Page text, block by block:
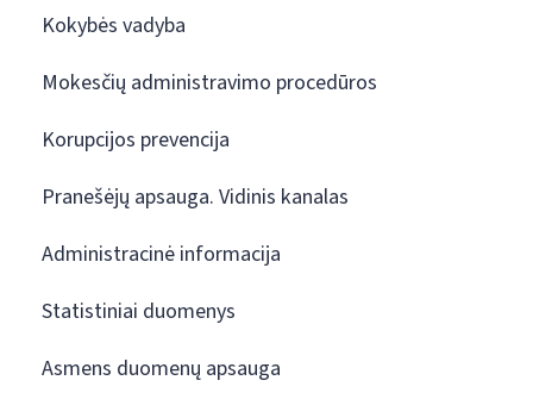
Kokybės vadyba
Mokesčių administravimo procedūros
Korupcijos prevencija
Pranešėjų apsauga. Vidinis kanalas
Administracinė informacija
Statistiniai duomenys
Asmens duomenų apsauga